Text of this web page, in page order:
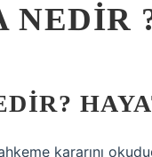
NEDIR
kararını